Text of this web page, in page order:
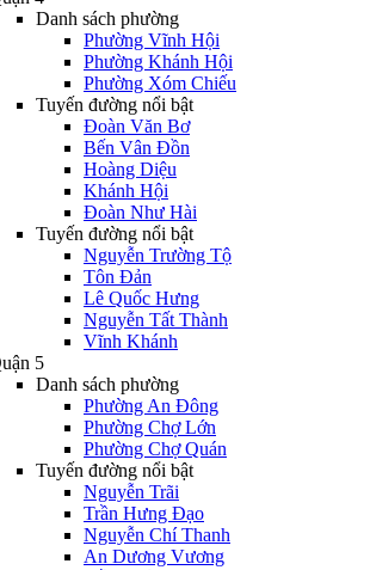
Danh sách phường
Phường Vĩnh Hội
Phường Khánh Hội
Phường Xóm Chiếu
Tuyến đường nổi bật
Đoàn Văn Bơ
Bến Vân Đồn
Hoàng Diệu
Khánh Hội
Đoàn Như Hài
Tuyến đường nổi bật
Nguyễn Trường Tộ
Tôn Đản
Lê Quốc Hưng
Nguyễn Tất Thành
Vĩnh Khánh
5
Danh sách phường
Phường An Đông
Phường Chợ Lớn
Phường Chợ Quán
Tuyến đường nổi bật
Nguyễn Trãi
Trần Hưng Đạo
Nguyễn Chí Thanh
An Dương Vương